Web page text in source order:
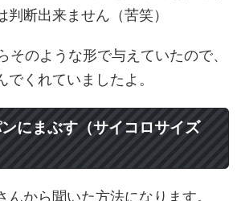
判断出来ません（苦笑）
そのような形で与えていたので、
くれていましたよ。
にまぶす（サイコロサイズ
んから聞いた方法になります。